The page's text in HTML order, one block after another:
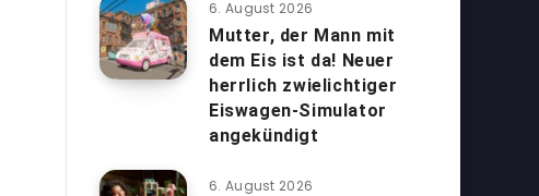
6. August 2026
Mutter, der Mann mit
dem Eis ist da! Neuer
herrlich zwielichtiger
Eiswagen-Simulator
angekündigt
6. August 2026